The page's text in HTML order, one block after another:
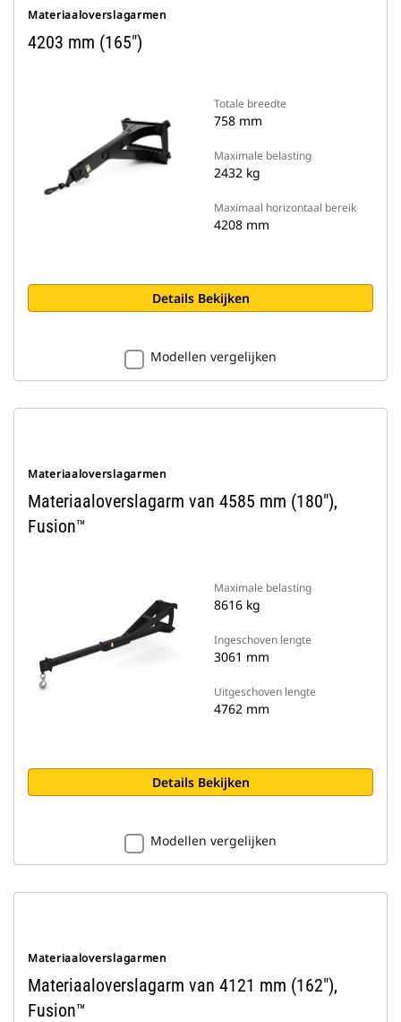
Materiaaloverslagarmen
4203 mm (165")
Totale breedte
758 mm
Maximale belasting
2432 kg
Maximaal horizontaal bereik
4208 mm
Details Bekijken
Modellen vergelijken
Materiaaloverslagarmen
Materiaaloverslagarm van 4585 mm (180"),
Fusion™
Maximale belasting
8616 kg
Ingeschoven lengte
3061 mm
Uitgeschoven lengte
4762 mm
Details Bekijken
Modellen vergelijken
Materiaaloverslagarmen
Materiaaloverslagarm van 4121 mm (162"),
Fusion™